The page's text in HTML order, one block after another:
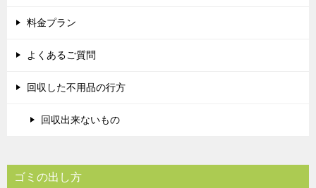
料金プラン
よくあるご質問
回収した不用品の行方
回収出来ないもの
ゴミの出し方